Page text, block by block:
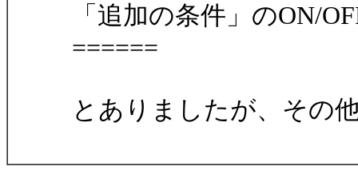
「追加の条件」のON/
======
とありましたが、その